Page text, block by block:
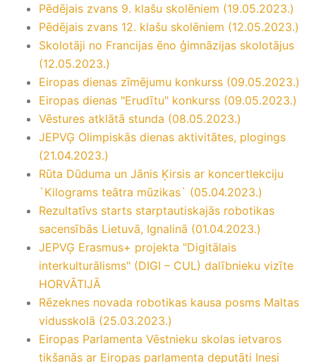
Pēdējais zvans 9. klašu skolēniem (19.05.2023.)
Pēdējais zvans 12. klašu skolēniem (12.05.2023.)
Skolotāji no Francijas ēno ģimnāzijas skolotājus
(12.05.2023.)
Eiropas dienas zīmējumu konkurss (09.05.2023.)
Eiropas dienas "Erudītu" konkurss (09.05.2023.)
Vēstures atklātā stunda (08.05.2023.)
JEPVĢ Olimpiskās dienas aktivitātes, plogings
(21.04.2023.)
Rūta Dūduma un Jānis Ķirsis ar koncertlekciju
`Kilograms teātra mūzikas` (05.04.2023.)
Rezultatīvs starts starptautiskajās robotikas
sacensībās Lietuvā, Ignalinā (01.04.2023.)
JEPVĢ Erasmus+ projekta "Digitālais
interkulturālisms" (DIGI – CUL) dalībnieku vizīte
HORVĀTIJĀ
Rēzeknes novada robotikas kausa posms Maltas
vidusskolā (25.03.2023.)
Eiropas Parlamenta Vēstnieku skolas ietvaros
tikšanās ar Eiropas parlamenta deputāti Inesi